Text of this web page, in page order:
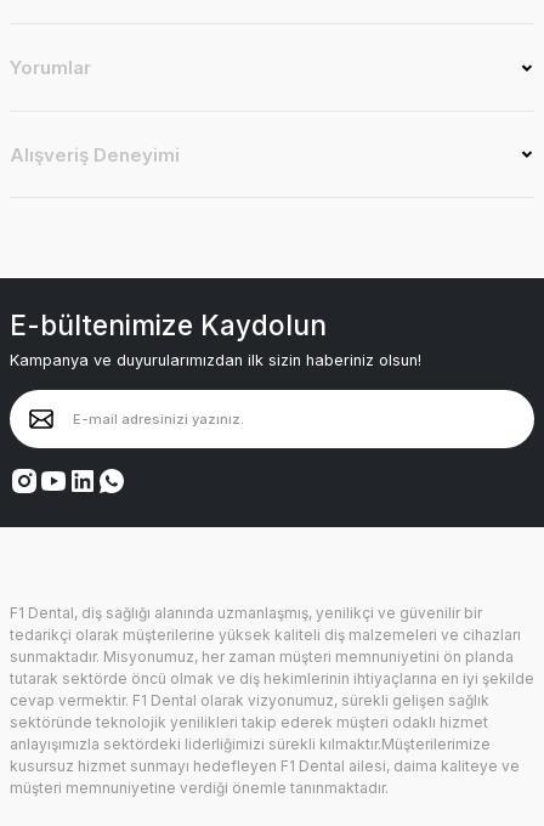
Yorumlar
Alışveriş Deneyimi
E-bültenimize Kaydolun
Kampanya ve duyurularımızdan ilk sizin haberiniz olsun!
F1 Dental, diş sağlığı alanında uzmanlaşmış, yenilikçi ve güvenilir bir
tedarikçi olarak müşterilerine yüksek kaliteli diş malzemeleri ve cihazları
sunmaktadır. Misyonumuz, her zaman müşteri memnuniyetini ön planda
tutarak sektörde öncü olmak ve diş hekimlerinin ihtiyaçlarına en iyi şekilde
cevap vermektir. F1 Dental olarak vizyonumuz, sürekli gelişen sağlık
sektöründe teknolojik yenilikleri takip ederek müşteri odaklı hizmet
anlayışımızla sektördeki liderliğimizi sürekli kılmaktır.Müşterilerimize
kusursuz hizmet sunmayı hedefleyen F1 Dental ailesi, daima kaliteye ve
müşteri memnuniyetine verdiği önemle tanınmaktadır.